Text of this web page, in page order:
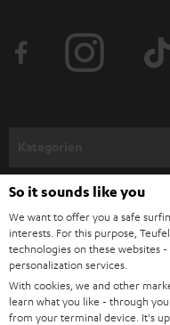
e
e
l
d
u
n
HEIMKINO
HEIMKINO-
SOUNDBARS
STEREO
Unternehmen
SUPPORT
PRESSE & MARKETING
Teufel Onlineshops
DEUTSCHLAND
So it sounds like you
We want to offer you a safe
interests. For this purpose,
technologies on these websites
personalization services.
With cookies, we and other
learn what you like - through
from your terminal device. It's